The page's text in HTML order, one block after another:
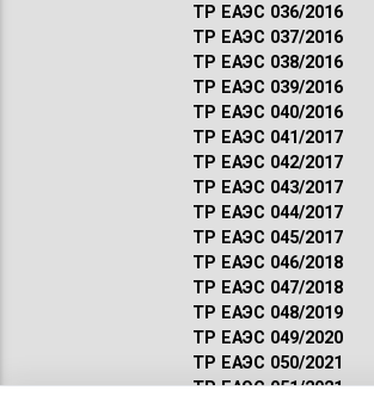
ТР ЕАЭС 036/2016
ТР ЕАЭС 037/2016
ТР ЕАЭС 038/2016
ТР ЕАЭС 039/2016
ТР ЕАЭС 040/2016
ТР ЕАЭС 041/2017
ТР ЕАЭС 042/2017
ТР ЕАЭС 043/2017
ТР ЕАЭС 044/2017
ТР ЕАЭС 045/2017
ТР ЕАЭС 046/2018
ТР ЕАЭС 047/2018
ТР ЕАЭС 048/2019
ТР ЕАЭС 049/2020
ТР ЕАЭС 050/2021
ТР ЕАЭС 051/2021